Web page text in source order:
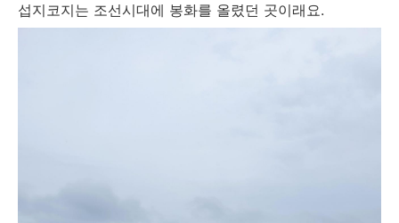
섭지코지는 조선시대에 봉화를 올렸던 곳이래요.